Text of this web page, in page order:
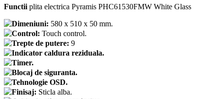
Functii plita electrica Pyramis PHC61530FMW White Glass
Dimeniuni: 580 x 510 x 50 mm.
Control: Touch control.
Trepte de putere: 9
Indicator caldura reziduala.
Timer.
Blocaj de siguranta.
Tehnologie OSD.
Finisaj: Sticla alba.